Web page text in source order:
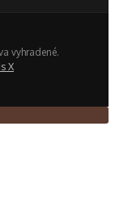
vyhradené.
X